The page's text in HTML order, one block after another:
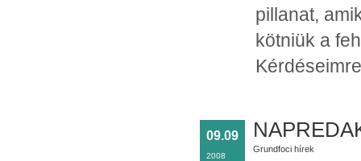
pillanat,
kötniük a
09.09
2008
Grundfoci hírek